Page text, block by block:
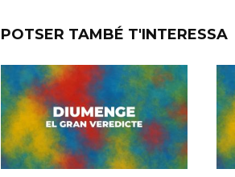
POTSER TAMBÉ T'INTERESSA